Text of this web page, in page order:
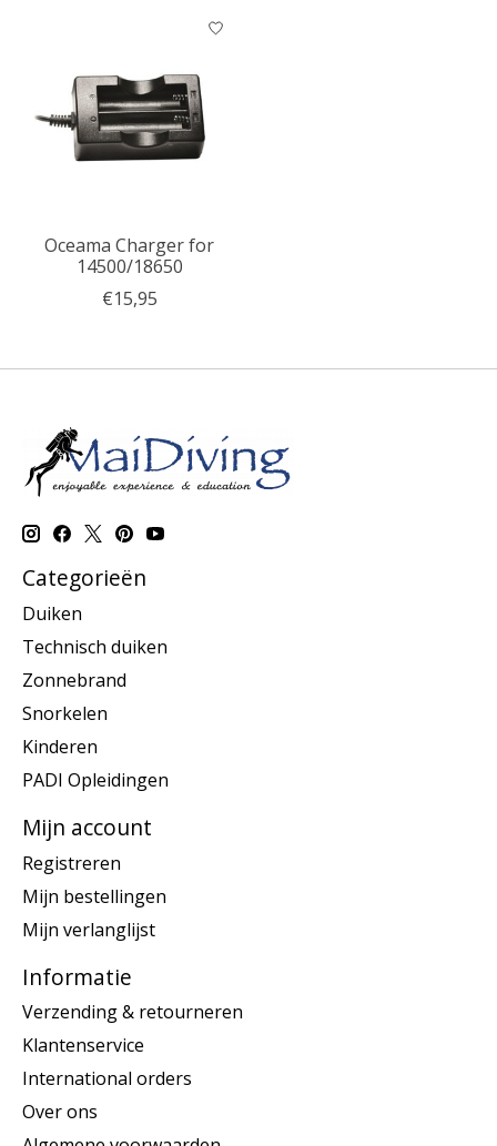
Oceama Charger for
14500/18650
€15,95
Categorieën
Duiken
Technisch duiken
Zonnebrand
Snorkelen
Kinderen
PADI Opleidingen
Mijn account
Registreren
Mijn bestellingen
Mijn verlanglijst
Informatie
Verzending & retourneren
Klantenservice
International orders
Over ons